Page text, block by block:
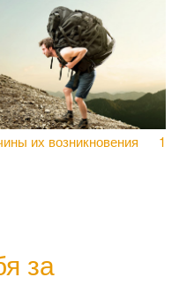
их возникновения
1
за